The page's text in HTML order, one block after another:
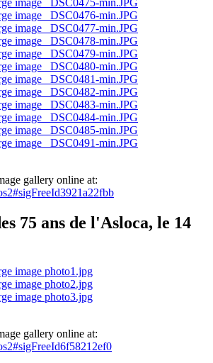
gallery online at:
75 ans de l'Asloca, le 14
gallery online at: